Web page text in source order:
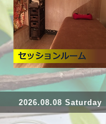
2026.08.08 Saturday